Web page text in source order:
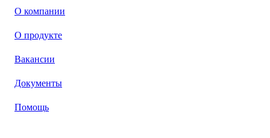
О компании
О продукте
Вакансии
Документы
Помощь